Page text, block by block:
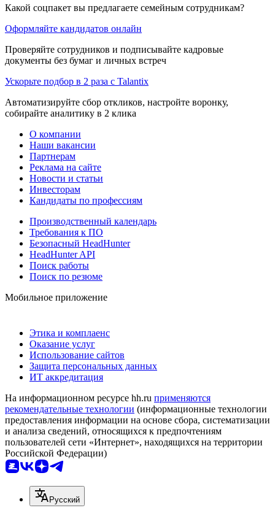
Какой соцпакет вы предлагаете семейным сотрудникам?
Оформляйте кандидатов онлайн
Проверяйте сотрудников и подписывайте кадровые
документы без бумаг и личных встреч
Ускорьте подбор в 2 раза с Talantix
Автоматизируйте сбор откликов, настройте воронку,
собирайте аналитику в 2 клика
О компании
Наши вакансии
Партнерам
Реклама на сайте
Новости и статьи
Инвесторам
Кандидаты по профессиям
Производственный календарь
Требования к ПО
Безопасный HeadHunter
HeadHunter API
Поиск работы
Поиск по резюме
Мобильное приложение
Этика и комплаенс
Оказание услуг
Использование сайтов
Защита персональных данных
ИТ аккредитация
На информационном ресурсе hh.ru применяются
рекомендательные технологии (информационные технологии
предоставления информации на основе сбора, систематизации
и анализа сведений, относящихся к предпочтениям
пользователей сети «Интернет», находящихся на территории
Российской Федерации)
Русский